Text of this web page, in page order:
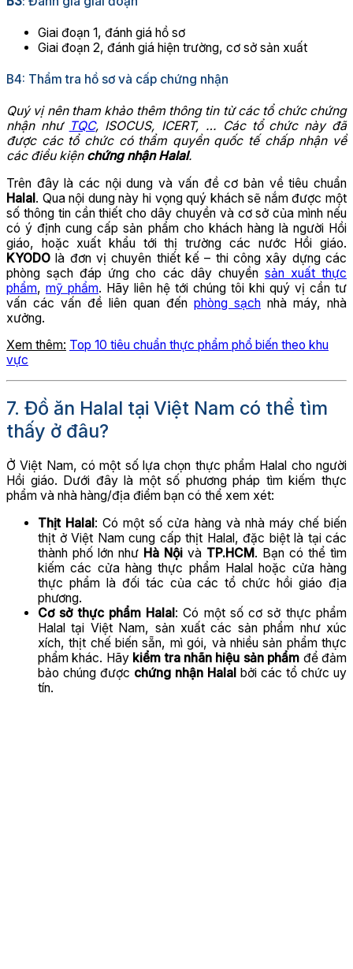
Giai đoạn 1, đánh giá hồ sơ
Giai đoạn 2, đánh giá hiện trường, cơ sở sản xuất
B4: Thẩm tra hồ sơ và cấp chứng nhận
Quý vị nên tham khảo thêm thông tin từ các tổ chức chứng
nhận như TQC, ISOCUS, ICERT, … Các tổ chức này đã
được các tổ chức có thẩm quyền quốc tế chấp nhận về
các điều kiện chứng nhận Halal.
Trên đây là các nội dung và vấn đề cơ bản về tiêu chuẩn
Halal. Qua nội dung này hi vọng quý khách sẽ nắm được một
số thông tin cần thiết cho dây chuyền và cơ sở của mình nếu
có ý định cung cấp sản phẩm cho khách hàng là người Hồi
giáo, hoặc xuất khẩu tới thị trường các nước Hồi giáo.
KYODO là đơn vị chuyên thiết kế – thi công xây dựng các
phòng sạch đáp ứng cho các dây chuyền sản xuất thực
phẩm, mỹ phẩm. Hãy liên hệ tới chúng tôi khi quý vị cần tư
vấn các vấn đề liên quan đến phòng sạch nhà máy, nhà
xưởng.
Xem thêm: Top 10 tiêu chuẩn thực phẩm phổ biến theo khu
vực
7. Đồ ăn Halal tại Việt Nam có thể tìm
thấy ở đâu?
Ở Việt Nam, có một số lựa chọn thực phẩm Halal cho người
Hồi giáo. Dưới đây là một số phương pháp tìm kiếm thực
phẩm và nhà hàng/địa điểm bạn có thể xem xét:
Thịt Halal: Có một số cửa hàng và nhà máy chế biến
thịt ở Việt Nam cung cấp thịt Halal, đặc biệt là tại các
thành phố lớn như Hà Nội và TP.HCM. Bạn có thể tìm
kiếm các cửa hàng thực phẩm Halal hoặc cửa hàng
thực phẩm là đối tác của các tổ chức hồi giáo địa
phương.
Cơ sở thực phẩm Halal: Có một số cơ sở thực phẩm
Halal tại Việt Nam, sản xuất các sản phẩm như xúc
xích, thịt chế biến sẵn, mì gói, và nhiều sản phẩm thực
phẩm khác. Hãy kiểm tra nhãn hiệu sản phẩm để đảm
bảo chúng được chứng nhận Halal bởi các tổ chức uy
tín.